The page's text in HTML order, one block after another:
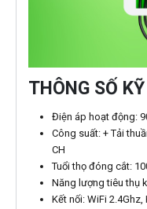
THÔNG SỐ
Điện áp hoạt động:
Công suất: + Tải
CH
Tuổi thọ đóng cắt:
Năng lượng tiêu thụ
Kết nối: WiFi